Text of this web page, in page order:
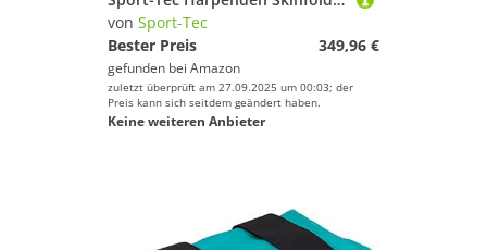
von Sport-Tec
Bester Preis
349,96 €
gefunden bei Amazon
zuletzt überprüft am 27.09.2025 um 00:03; der
Preis kann sich seitdem geändert haben.
Keine weiteren Anbieter